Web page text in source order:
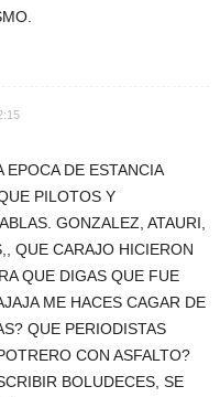
EPOCA DE ESTANCIA
PILOTOS Y
GONZALEZ, ATAURI,
QUE CARAJO HICIERON
QUE DIGAS QUE FUE
ME HACES CAGAR DE
QUE PERIODISTAS
CON ASFALTO?
BOLUDECES, SE